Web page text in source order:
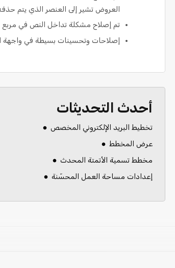
العروض تشير إلى العنصر الذي يتم
تم إصلاح مشكلة تداخل النص في مربع
إصلاحات وتحسينات بسيطة في واجهة
أحدث التحديثات
تخطيط البريد الإلكتروني المخصص
عرض المخطط
مخطط تسمية الأتمتة المحدث
إعدادات مساحة العمل المحسّنة